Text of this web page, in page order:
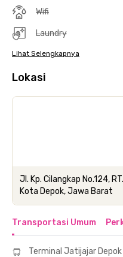
Wifi
Laundry
Lihat Selengkapnya
Lokasi
Jl. Kp. Cilangkap No.124,
Kota Depok, Jawa Barat
Transportasi Umum
Terminal Jatijajar Depok